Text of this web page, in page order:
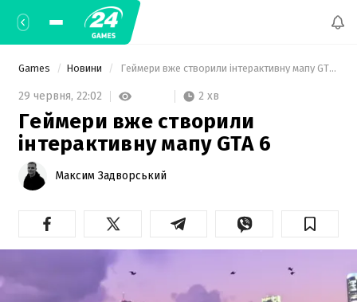
Games Новини Геймери вже створили інтерактивну мапу GTA 6
29 червня, 22:02 2 хв
Геймери вже створили
інтерактивну мапу GTA 6
Максим Задворський